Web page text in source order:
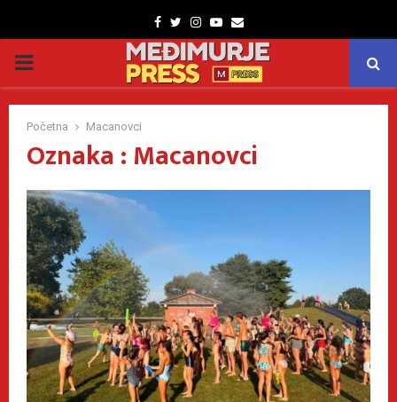
Facebook
TwitterInstagram
Youtube
Email
PRIMARY
MENU
Početna Macanovci
Oznaka : Macanovci